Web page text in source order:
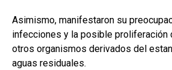
Asimismo, manifestaron su
infecciones y la posible proliferación
otros organismos derivados del
aguas residuales.